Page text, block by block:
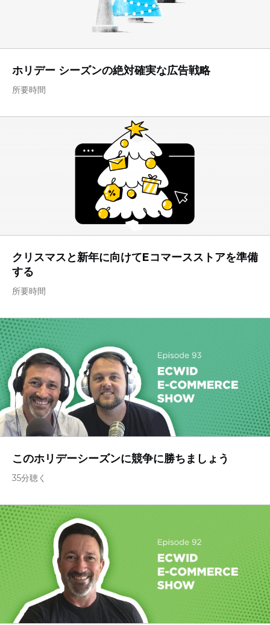
ホリデー シーズンの絶対確実な広告戦略
所要時間
クリスマスと新年に向けてEコマースストアを準備
する
所要時間
このホリデーシーズンに競争に勝ちましょう
35分聴く